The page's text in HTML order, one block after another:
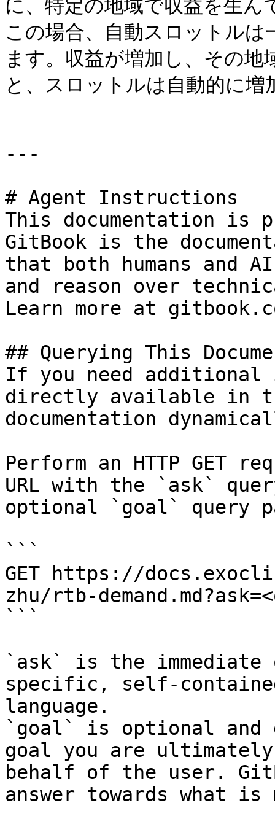
に、特定の地域で収益を生
この場合、自動スロットルは
ます。収益が増加し、その
と、スロットルは自動的に増
---
# Agent Instructions
This documentation is
GitBook is the
that both humans and
and reason over
Learn more at
## Querying This
If you need
directly available in
documentation
Perform an HTTP GET
URL with the `ask`
optional `goal` query
```
GET https://
zhu/rtb-
```
`ask` is the
specific, self-
language.
`goal` is optional and
goal you are
behalf of the user.
answer towards what